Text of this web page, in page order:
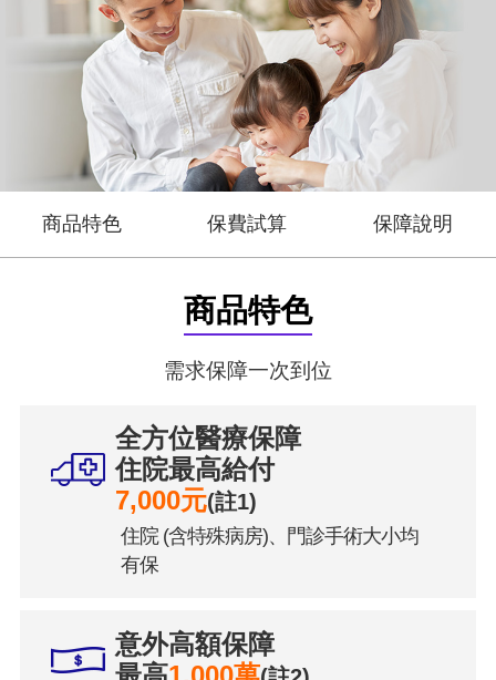
商品特色 保費試算 保障說明
商品特色
需求保障一次到位
全方位醫療保障
住院最高給付
7,000元(註1)
住院 (含特殊病房)、門診手術大小均
有保
意外高額保障